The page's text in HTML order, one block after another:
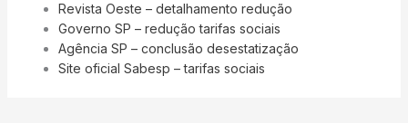
Revista Oeste – detalhamento redução
Governo SP – redução tarifas sociais
Agência SP – conclusão desestatização
Site oficial Sabesp – tarifas sociais